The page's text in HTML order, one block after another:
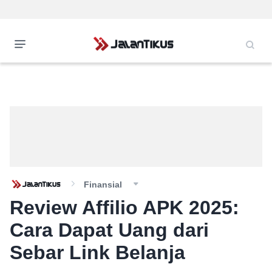
Finansial
Review Affilio APK 2025:
Cara Dapat Uang dari
Sebar Link Belanja